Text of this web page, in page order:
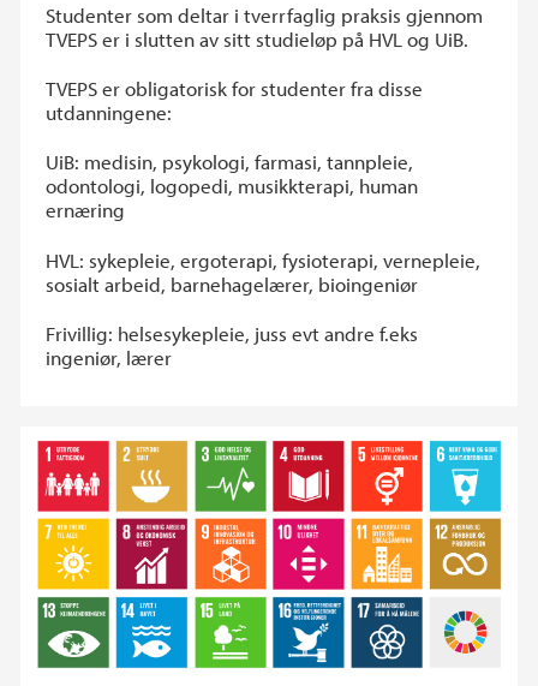
Studenter som deltar i tverrfaglig praksis gjennom
TVEPS er i slutten av sitt studieløp på HVL og UiB.
TVEPS er obligatorisk for studenter fra disse
utdanningene:
UiB: medisin, psykologi, farmasi, tannpleie,
odontologi, logopedi, musikkterapi, human
ernæring
HVL: sykepleie, ergoterapi, fysioterapi, vernepleie,
sosialt arbeid, barnehagelærer, bioingeniør
Frivillig: helsesykepleie, juss evt andre f.eks
ingeniør, lærer